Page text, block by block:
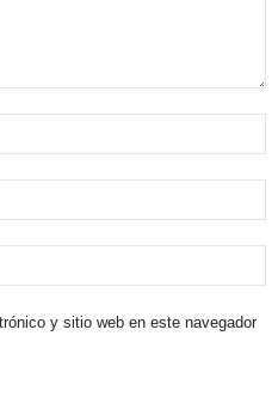
y sitio web en este navegador